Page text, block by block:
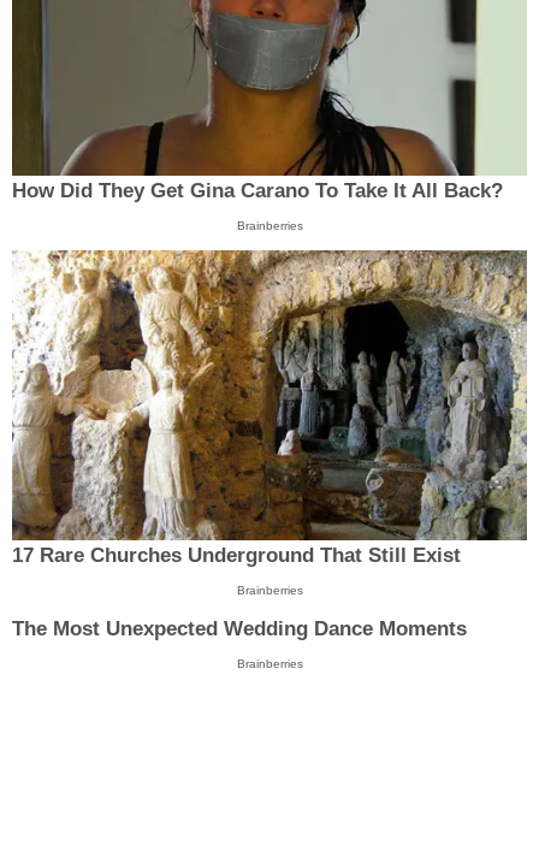
How Did They Get Gina Carano To Take It All Back?
Brainberries
17 Rare Churches Underground That Still Exist
Brainberries
The Most Unexpected Wedding Dance Moments
Brainberries